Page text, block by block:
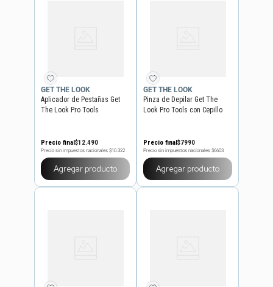
GET THE LOOK
Aplicador de Pestañas Get
The Look Pro Tools
Precio final$12.490
Precio sin impuestos nacionales $10.322
Agregar producto
GET THE LOOK
Pinza de Depilar Get The
Look Pro Tools con Cepillo
Precio final$7990
Precio sin impuestos nacionales $6603
Agregar producto